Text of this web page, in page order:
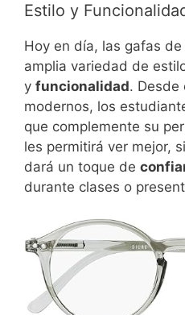
Estilo y
Hoy en día, las gafas
amplia variedad de
y funcionalidad. Desde
modernos, los
que complemente su
les permitirá ver mejor,
dará un toque de
durante clases o